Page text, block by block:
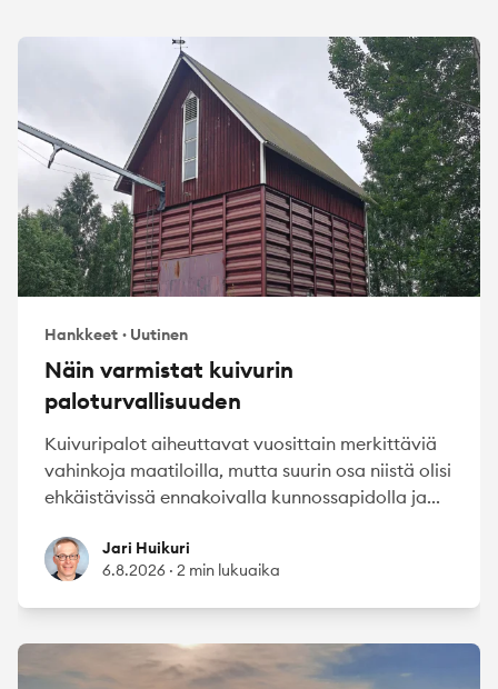
Hankkeet · Uutinen
Näin varmistat kuivurin
paloturvallisuuden
Kuivuripalot aiheuttavat vuosittain merkittäviä
vahinkoja maatiloilla, mutta suurin osa niistä olisi
ehkäistävissä ennakoivalla kunnossapidolla ja...
Jari HuikuriJari Huikuri
6.8.2026 · 2 min lukuaika